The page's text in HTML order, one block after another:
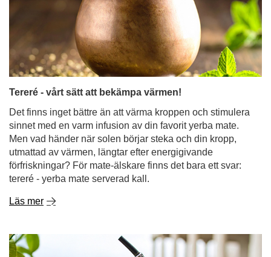
Tereré - vårt sätt att bekämpa värmen!
Det finns inget bättre än att värma kroppen och stimulera
sinnet med en varm infusion av din favorit yerba mate.
Men vad händer när solen börjar steka och din kropp,
utmattad av värmen, längtar efter energigivande
förfriskningar? För mate-älskare finns det bara ett svar:
tereré - yerba mate serverad kall.
Läs mer